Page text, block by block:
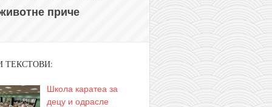
приче
ТЕКСТОВИ:
Школа каратеа за
децу и одрасле